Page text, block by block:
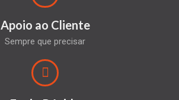
Apoio ao Cliente
Sempre que precisar